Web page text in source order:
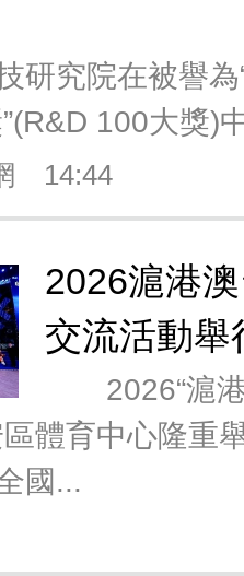
究院在被譽為“
100大獎)
14:44
2026滬港
交流活動舉
2026“滬港
體育中心隆重
國...